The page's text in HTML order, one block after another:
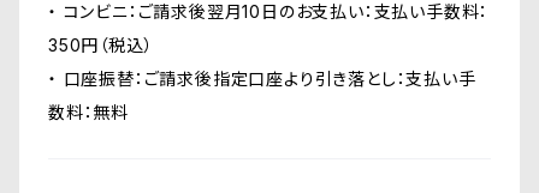
・ コンビニ：ご請求後翌月10日のお支払い：支払い手数料：
350円（税込）
・ 口座振替：ご請求後指定口座より引き落とし：支払い手
数料：無料